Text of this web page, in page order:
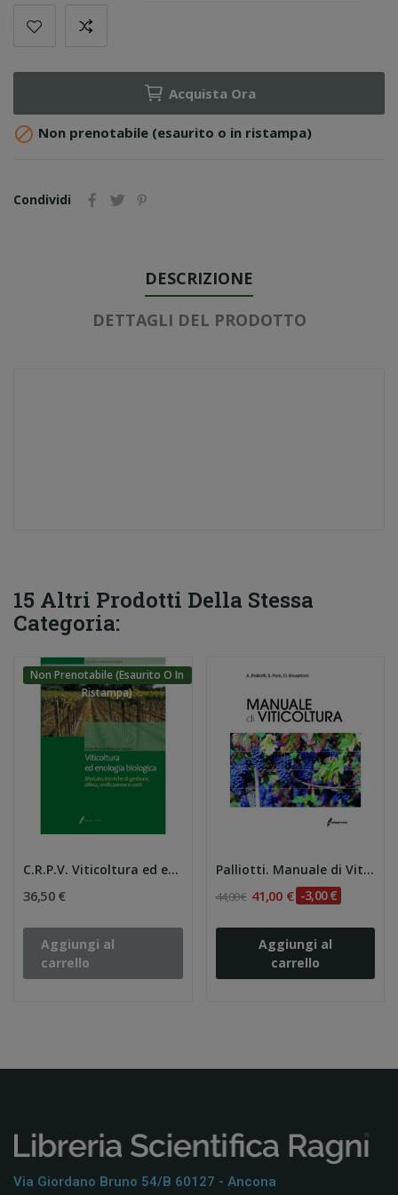
Acquista Ora
 Non prenotabile (esaurito o in ristampa)
Condividi
DESCRIZIONE
DETTAGLI DEL PRODOTTO
15 Altri Prodotti Della Stessa
Categoria:
Non Prenotabile (esaurito O In
Ristampa)
C.R.P.V. Viticoltura ed enologia biologica...
36,50 €
Aggiungi al
carrello
Palliotti. Manuale di Viticoltura
44,00 € 41,00 € -3,00 €
Aggiungi al
carrello
Via Giordano Bruno 54/b 60127 - Ancona